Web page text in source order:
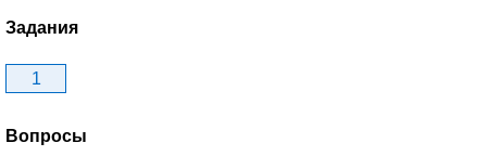
Задания
1
Вопросы